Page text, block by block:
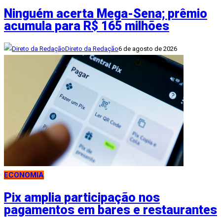
Ninguém acerta Mega-Sena; prêmio
acumula para R$ 165 milhões
Direto da Redação6 de agosto de 2026
ECONOMIA
Pix amplia participação nos
pagamentos em bares e restaurantes